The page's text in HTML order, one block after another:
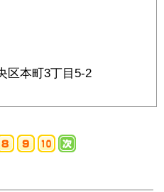
区本町3丁目5-2